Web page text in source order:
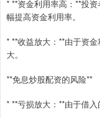
* **资金利用率高：**投
幅提高资金利用率。
* **收益放大：**由于资
大。
**免息炒股配资的风险**
* **亏损放大：**由于借